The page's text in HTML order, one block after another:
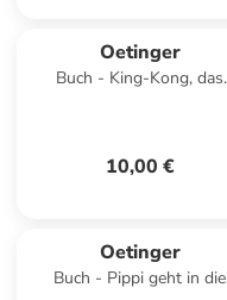
Oetinger
Buch - King-Kong, das
10,00 €
Oetinger
Buch - Pippi geht in die